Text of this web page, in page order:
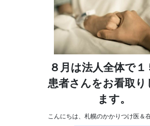
８月は法人全体で１
患者さんをお看取り
ます。
こんにちは、札幌のかかりつけ医＆